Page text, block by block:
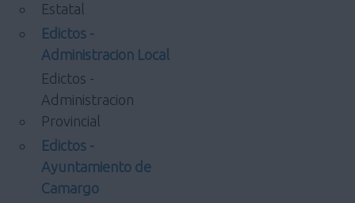
Estatal
Edictos -
Administracion Local
Edictos -
Administracion
Provincial
Edictos -
Ayuntamiento de
Camargo